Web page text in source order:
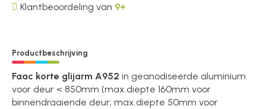
Klantbeoordeling van 9+
Productbeschrijving
Faac korte glijarm A952 in geanodiseerde aluminium
voor deur < 850mm (max.diepte 160mm voor
binnendraaiende deur; max.diepte 50mm voor